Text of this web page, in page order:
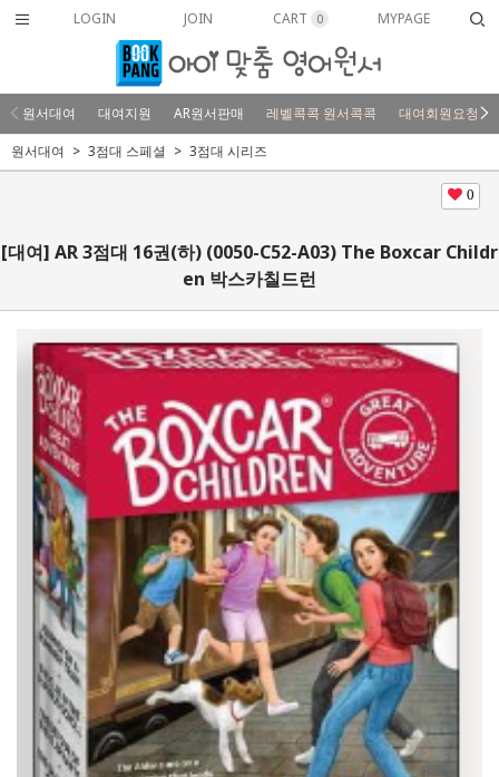
LOGIN JOIN CART 0 MYPAGE
원서대여 대여지원 AR원서판매 레벨콕콕 원서콕콕
대여회원요청
원서대여
3점대 스페셜 3점대 시리즈
0
[대여] AR 3점대 16권(하) (0050-C52-A03) The Boxcar Childr
en 박스카칠드런